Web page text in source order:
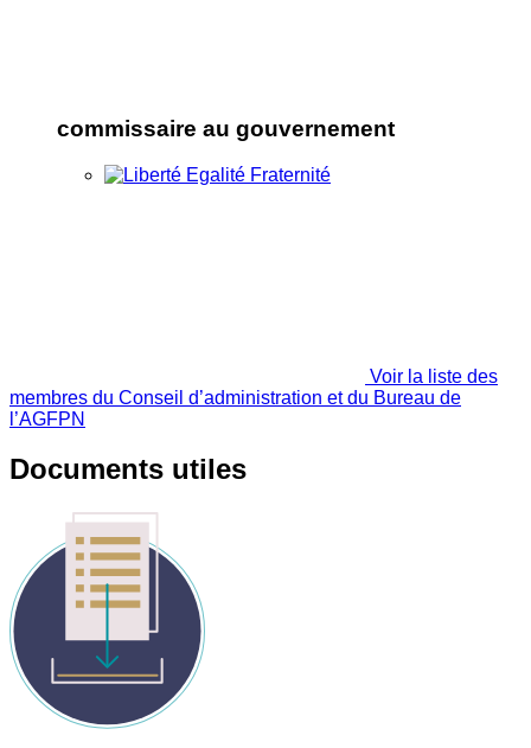
commissaire au gouvernement
Voir la liste des
membres du Conseil d’administration et du Bureau de
l’AGFPN
Documents utiles